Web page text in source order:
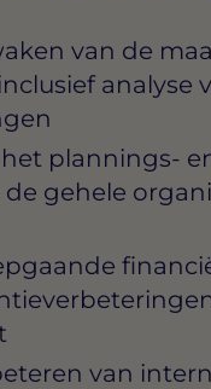
van de
analyse
plannings-
de gehele
van